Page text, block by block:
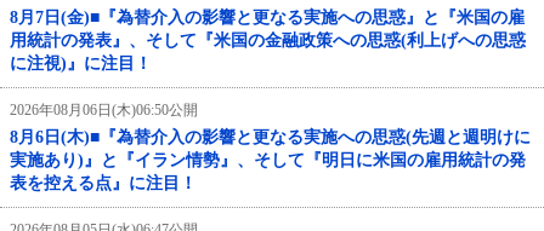
8月7日(金)■『為替介入の影響と更なる実施への思惑』と『米国の雇
用統計の発表』、そして『米国の金融政策への思惑(利上げへの思惑
に注視)』に注目！
2026年08月06日(木)06:50公開
8月6日(木)■『為替介入の影響と更なる実施への思惑(先週と週明けに
実施あり)』と『イラン情勢』、そして『明日に米国の雇用統計の発
表を控える点』に注目！